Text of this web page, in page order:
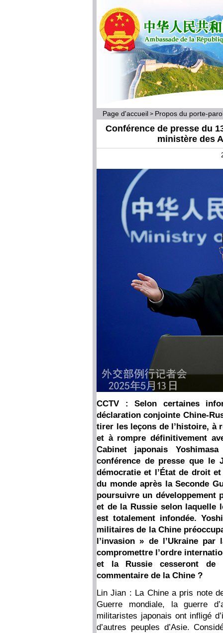
Page d'accueil > Propos du porte-
Conférence de presse du
ministère des
CCTV : Selon certaines
déclaration conjointe Chine-
tirer les leçons de l’histoire, à
et à rompre définitivement
Cabinet japonais
conférence de presse que le
démocratie et l’État de droit
du monde après la Seconde
poursuivre un développement
et de la Russie selon laquelle
est totalement infondée.
militaires de la Chine
l’invasion » de l’Ukraine
compromettre l’ordre
et la Russie cesseront
commentaire de la Chine ?
Lin Jian : La Chine a pris note
Guerre mondiale, la guerre
militaristes japonais ont infligé
d’autres peuples d’Asie.